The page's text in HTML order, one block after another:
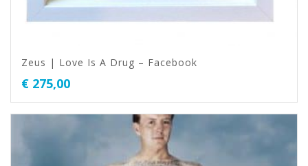
Zeus | Love Is A Drug – Facebook
€ 275,00